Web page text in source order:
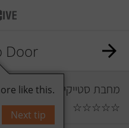
Door
מחבת סטייקים
☆
☆
☆
☆
☆
0 תגובות
like this.
Next tip